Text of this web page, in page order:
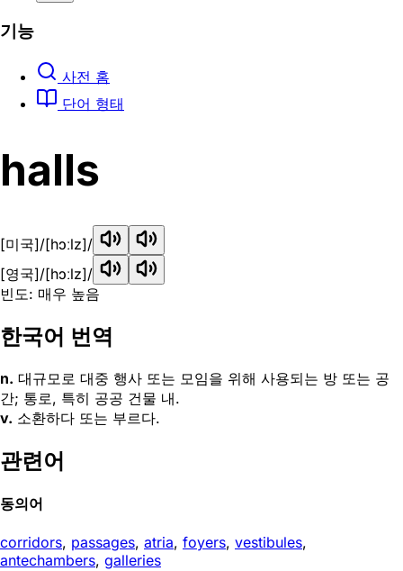
기능
사전 홈
단어 형태
halls
[미국]/[hɔːlz]/
[영국]/[hɔːlz]/
빈도: 매우 높음
한국어 번역
n. 대규모로 대중 행사 또는 모임을 위해 사용되는 방 또는 공
간; 통로, 특히 공공 건물 내.
v. 소환하다 또는 부르다.
관련어
동의어
corridors, passages, atria, foyers, vestibules,
antechambers, galleries